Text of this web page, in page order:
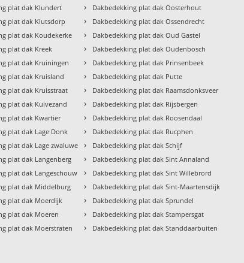
plat dak Klundert
plat dak Klutsdorp
plat dak Koudekerke
plat dak Kreek
plat dak Kruiningen
plat dak Kruisland
plat dak Kruisstraat
plat dak Kuivezand
plat dak Kwartier
plat dak Lage Donk
plat dak Lage zwaluwe
plat dak Langenberg
plat dak Langeschouw
plat dak Middelburg
plat dak Moerdijk
plat dak Moeren
plat dak Moerstraten
› Dakbedekking plat dak Oosterhout
› Dakbedekking plat dak Ossendrecht
› Dakbedekking plat dak Oud Gastel
› Dakbedekking plat dak Oudenbosch
› Dakbedekking plat dak Prinsenbeek
› Dakbedekking plat dak Putte
› Dakbedekking plat dak Raamsdonksveer
› Dakbedekking plat dak Rijsbergen
› Dakbedekking plat dak Roosendaal
› Dakbedekking plat dak Rucphen
› Dakbedekking plat dak Schijf
› Dakbedekking plat dak Sint Annaland
› Dakbedekking plat dak Sint Willebrord
› Dakbedekking plat dak Sint-Maartensdijk
› Dakbedekking plat dak Sprundel
› Dakbedekking plat dak Stampersgat
› Dakbedekking plat dak Standdaarbuiten